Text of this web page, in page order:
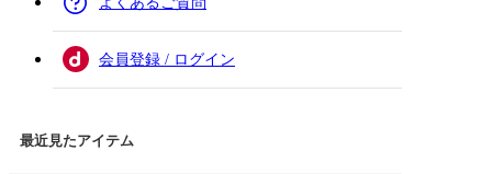
会員登録 / ログイン
最近見たアイテム